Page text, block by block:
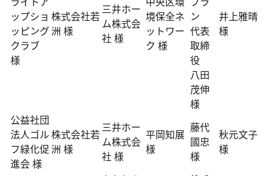
ップショ
ッピング
クラブ
様
株式会社若
洲 様
三井ホー
ム株式会
社 様
境保全ネ
ットワー
ク 様
ン
代表
取締
役
八田
茂伸
様
井上雅晴
様
公益社団
法人ゴル
フ緑化促
進会 様
株式会社若
洲 様
三井ホー
ム株式会
社 様
平岡知展
様
藤代
國忠
様
秋元文子
様